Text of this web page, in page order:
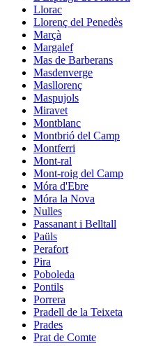
Llorac
Llorenç del Penedès
Marçà
Margalef
Mas de Barberans
Masdenverge
Masllorenç
Maspujols
Miravet
Montblanc
Montbrió del Camp
Montferri
Mont-ral
Mont-roig del Camp
Móra d'Ebre
Móra la Nova
Nulles
Passanant i Belltall
Paüls
Perafort
Pira
Poboleda
Pontils
Porrera
Pradell de la Teixeta
Prades
Prat de Comte